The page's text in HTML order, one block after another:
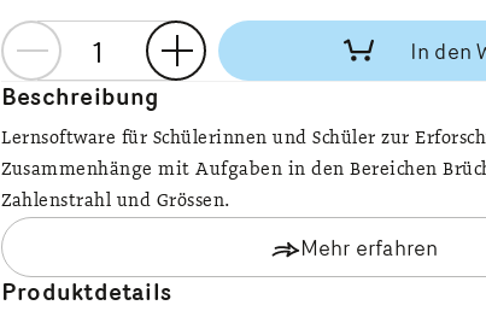
In den
Beschreibung
Lernsoftware für Schülerinnen und Schüler zur
Zusammenhänge mit Aufgaben in den Bereichen
Zahlenstrahl und Grössen.
Mehr erfahren
Produktdetails